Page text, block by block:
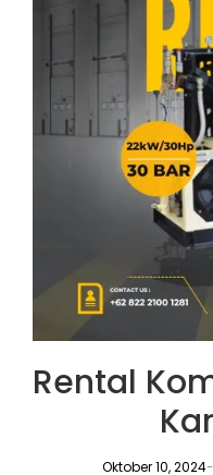
Rental
Oktober 10, 2024-